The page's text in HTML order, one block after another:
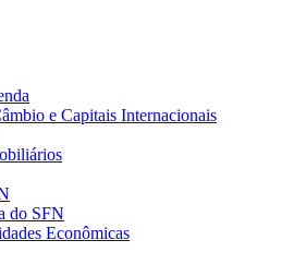
e Capitais Internacionais
do SFN
Econômicas